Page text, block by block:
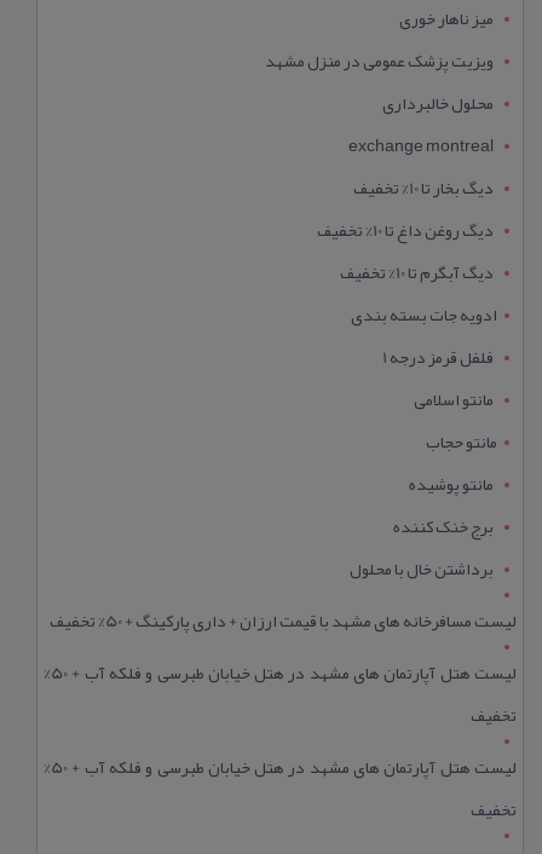
میز ناهار خوری
ویزیت پزشک عمومی در منزل مشهد
محلول خالبرداری
exchange montreal
دیگ بخار تا 10% تخفیف
دیگ روغن داغ تا 10% تخفیف
دیگ آبگرم تا 10% تخفیف
ادویه جات بسته بندی
فلفل قرمز درجه 1
مانتو اسلامی
مانتو حجاب
مانتو پوشیده
برج خنک کننده
برداشتن خال با محلول
لیست مسافرخانه های مشهد با قیمت ارزان + داری پارکینگ + 50% تخفیف
لیست هتل آپارتمان های مشهد در هتل خیابان طبرسی و فلکه آب + 50%
تخفیف
لیست هتل آپارتمان های مشهد در هتل خیابان طبرسی و فلکه آب + 50%
تخفیف